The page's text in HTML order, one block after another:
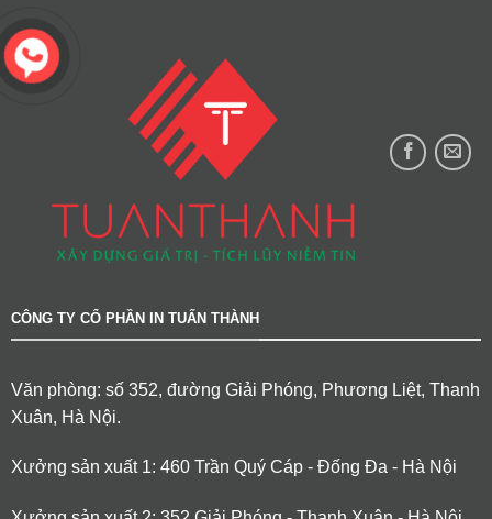
CÔNG TY CỔ PHẦN IN TUẤN THÀNH
Văn phòng: số 352, đường Giải Phóng, Phương Liệt, Thanh
Xuân, Hà Nội.
Xưởng sản xuất 1: 460 Trần Quý Cáp - Đống Đa - Hà Nội